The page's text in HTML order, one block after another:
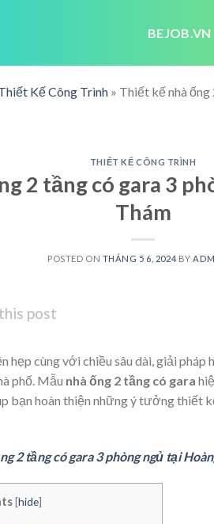
BEJOB.VN
Kế Công Trình » Thiết kế nhà
THIẾT KẾ CÔNG TRÌNH
2 tầng có gara 3
Thám
POSTED ON THÁNG 5 6, 2024 BY
post
cùng với chiều sâu dài, giải pháp
phố. Mẫu nhà ống 2 tầng có gara
bạn hoàn thiện những ý tưởng thiết
2 tầng có gara 3 phòng ngủ tại
[hide]